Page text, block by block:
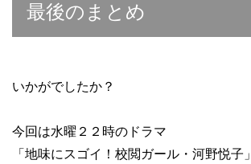
最後のまとめ
いかがでしたか？
今回は水曜２２時のドラマ
「地味にスゴイ！校閲ガール・河野悦子」